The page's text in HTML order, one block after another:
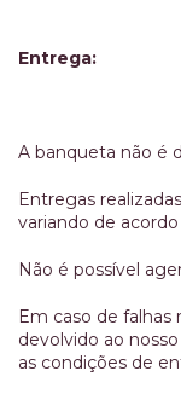
Entrega:
A banqueta não é
Entregas
variando de
Não é possível
Em caso de
devolvido ao
as condições de